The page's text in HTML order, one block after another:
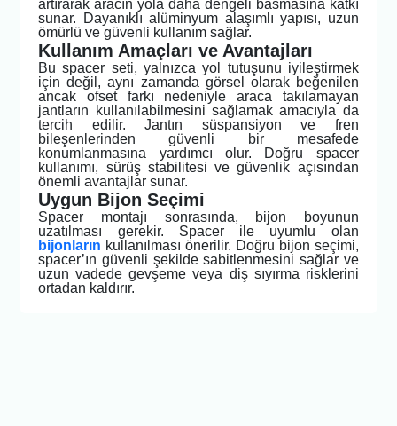
artırarak aracın yola daha dengeli basmasına katkı
sunar. Dayanıklı alüminyum alaşımlı yapısı, uzun
ömürlü ve güvenli kullanım sağlar.
Kullanım Amaçları ve Avantajları
Bu spacer seti, yalnızca yol tutuşunu iyileştirmek
için değil, aynı zamanda görsel olarak beğenilen
ancak ofset farkı nedeniyle araca takılamayan
jantların kullanılabilmesini sağlamak amacıyla da
tercih edilir. Jantın süspansiyon ve fren
bileşenlerinden güvenli bir mesafede
konumlanmasına yardımcı olur. Doğru spacer
kullanımı, sürüş stabilitesi ve güvenlik açısından
önemli avantajlar sunar.
Uygun Bijon Seçimi
Spacer montajı sonrasında, bijon boyunun
uzatılması gerekir. Spacer ile uyumlu olan
bijonların kullanılması önerilir. Doğru bijon seçimi,
spacer’ın güvenli şekilde sabitlenmesini sağlar ve
uzun vadede gevşeme veya diş sıyırma risklerini
ortadan kaldırır.